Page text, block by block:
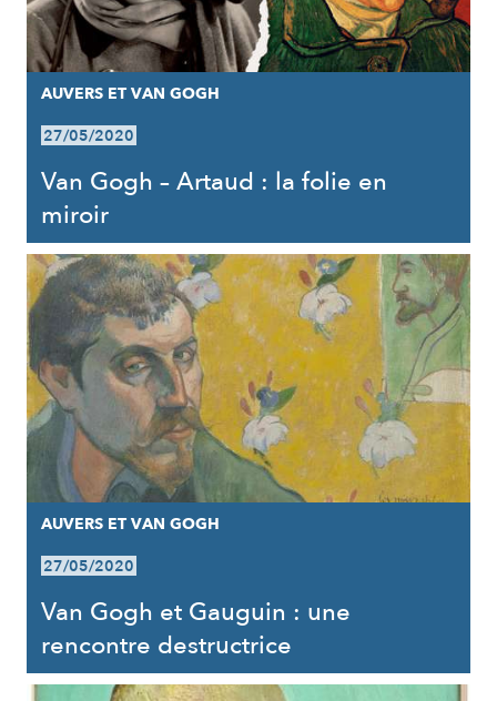
AUVERS ET VAN GOGH
27/05/2020
Van Gogh – Artaud : la folie en
miroir
AUVERS ET VAN GOGH
27/05/2020
Van Gogh et Gauguin : une
rencontre destructrice